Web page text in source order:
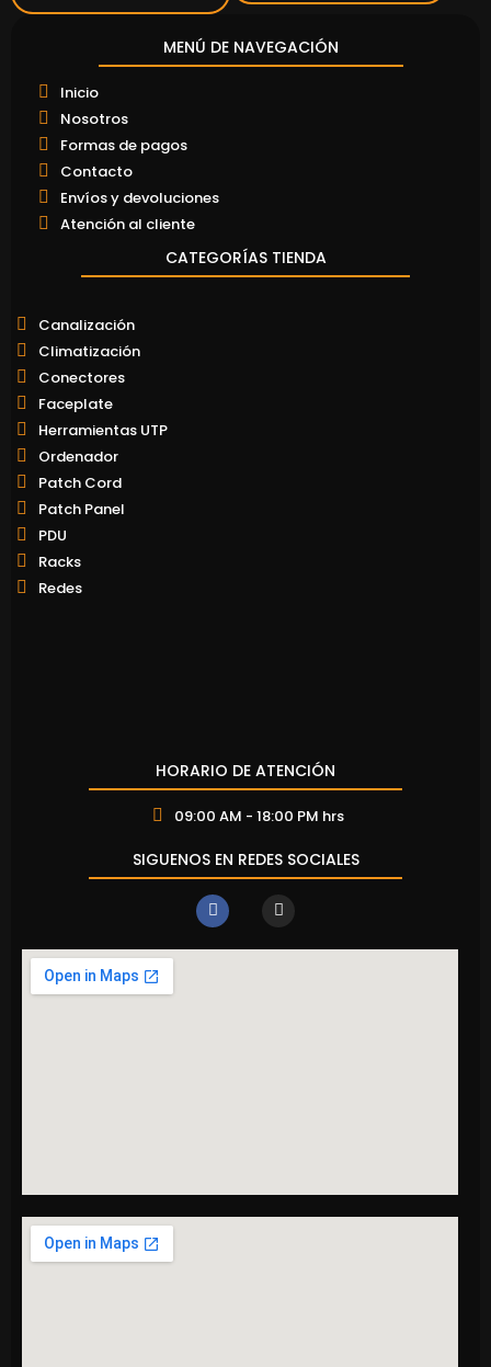
MENÚ DE NAVEGACIÓN
Inicio
Nosotros
Formas de pagos
Contacto
Envíos y devoluciones
Atención al cliente
CATEGORÍAS TIENDA
Canalización
Climatización
Conectores
Faceplate
Herramientas UTP
Ordenador
Patch Cord
Patch Panel
PDU
Racks
Redes
HORARIO DE ATENCIÓN
09:00 AM - 18:00 PM hrs
SIGUENOS EN REDES SOCIALES